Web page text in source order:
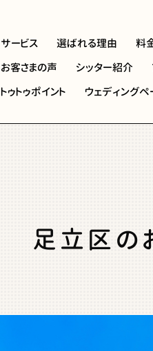
サービス 選ばれる理由 料
お客さまの声
シッター紹介
トゥトゥポイント
ウェディングペ
足立区の